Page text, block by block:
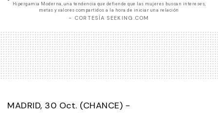
Hipergamia Moderna, una tendencia que defiende que las mujeres buscan intereses,
metas y valores compartidos a la hora de iniciar una relación
- CORTESÍA SEEKING.COM
MADRID, 30 Oct. (CHANCE) -